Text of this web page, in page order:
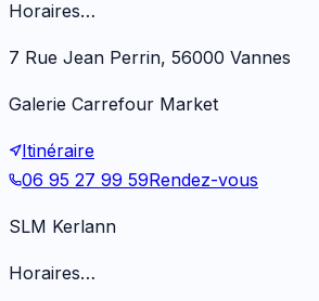
Horaires…
7 Rue Jean Perrin, 56000 Vannes
Galerie Carrefour Market
Itinéraire
06 95 27 99 59Rendez-vous
SLM Kerlann
Horaires…